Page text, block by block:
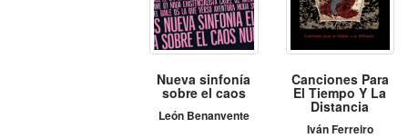
Nueva sinfonía
sobre el caos
León Benanvente
Canciones Para
El Tiempo Y La
Distancia
Iván Ferreiro